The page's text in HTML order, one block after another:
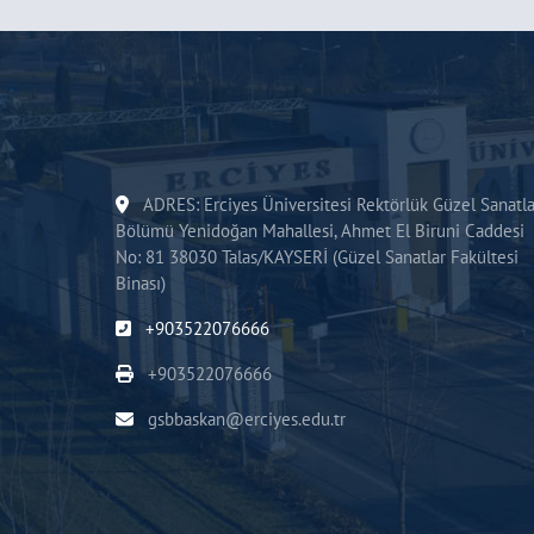
ADRES: Erciyes Üniversitesi Rektörlük Güzel
Bölümü Yenidoğan Mahallesi, Ahmet El Biruni Caddesi
No: 81 38030 Talas/KAYSERİ (Güzel Sanatlar Fakültesi
Binası)
+903522076666
+903522076666
gsbbaskan@erciyes.edu.tr